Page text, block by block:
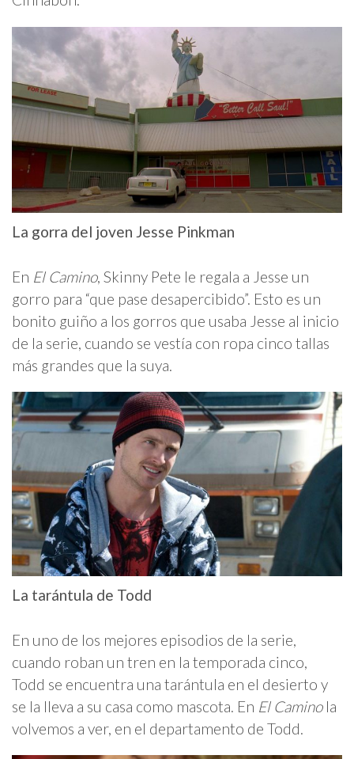
La gorra del joven Jesse Pinkman
En El Camino, Skinny Pete le regala a Jesse un
gorro para “que pase desapercibido”. Esto es un
bonito guiño a los gorros que usaba Jesse al inicio
de la serie, cuando se vestía con ropa cinco tallas
más grandes que la suya.
La tarántula de Todd
En uno de los mejores episodios de la serie,
cuando roban un tren en la temporada cinco,
Todd se encuentra una tarántula en el desierto y
se la lleva a su casa como mascota. En El Caminola
volvemos a ver, en el departamento de Todd.